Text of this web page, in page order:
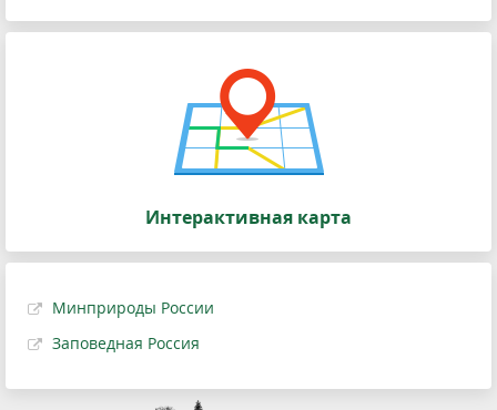
Интерактивная карта
Минприроды России
Заповедная Россия